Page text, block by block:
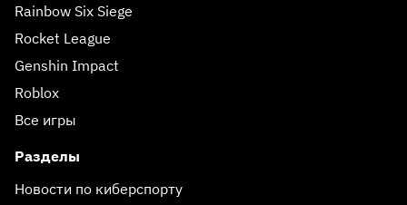
Rainbow Six Siege
Rocket League
Genshin Impact
Roblox
Все игры
Разделы
Новости по киберспорту